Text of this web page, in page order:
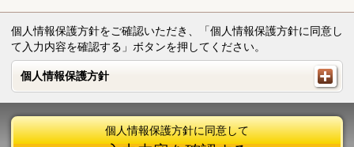
個人情報保護方針をご確認いただき、「個人情報保護方針に同意し
て入力内容を確認する」ボタンを押してください。
個人情報保護方針
個人情報保護方針
個人情報保護方針に同意して